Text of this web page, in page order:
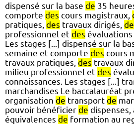
dispensé sur la base de 35
comporte des cours magistraux,
pratiques, des travaux dirigés,
professionnel et des évaluations
Les stages [...] dispensé sur la
semaine et comporte des cours
travaux pratiques, des travaux
milieu professionnel et des
connaissances. Les stages [...]
marchandises Le baccalauréat
organisation de transport de
pouvoir bénéficier de dispenses,
équivalences de formation au